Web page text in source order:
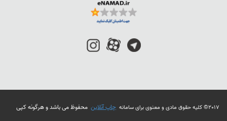
2017© کلیه حقوق مادی و معنوی برای سامانه چاپ آنلاین محفوظ می باشد و هرگونه کپی